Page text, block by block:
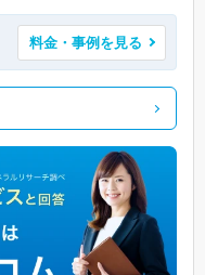
料金・事例を見る